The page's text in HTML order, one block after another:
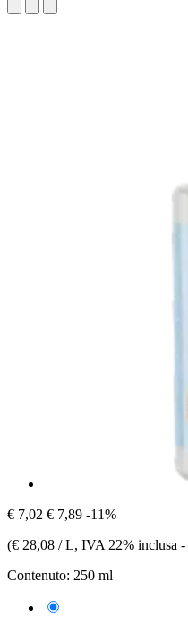
€ 7,02 € 7,89 -11%
(€ 28,08 / L, IVA 22% inclusa -
Contenuto: 250 ml